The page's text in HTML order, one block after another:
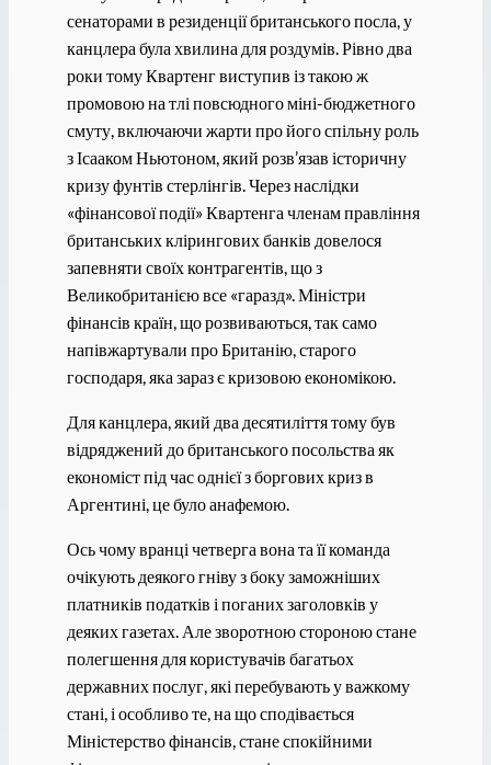
сенаторами в резиденції британського посла, у
канцлера була хвилина для роздумів. Рівно два
роки тому Квартенг виступив із такою ж
промовою на тлі повсюдного міні-бюджетного
смуту, включаючи жарти про його спільну роль
з Ісааком Ньютоном, який розв’язав історичну
кризу фунтів стерлінгів. Через наслідки
«фінансової події» Квартенга членам правління
британських клірингових банків довелося
запевняти своїх контрагентів, що з
Великобританією все «гаразд». Міністри
фінансів країн, що розвиваються, так само
напівжартували про Британію, старого
господаря, яка зараз є кризовою економікою.
Для канцлера, який два десятиліття тому був
відряджений до британського посольства як
економіст під час однієї з боргових криз в
Аргентині, це було анафемою.
Ось чому вранці четверга вона та її команда
очікують деякого гніву з боку заможніших
платників податків і поганих заголовків у
деяких газетах. Але зворотною стороною стане
полегшення для користувачів багатьох
державних послуг, які перебувають у важкому
стані, і особливо те, на що сподівається
Міністерство фінансів, стане спокійними